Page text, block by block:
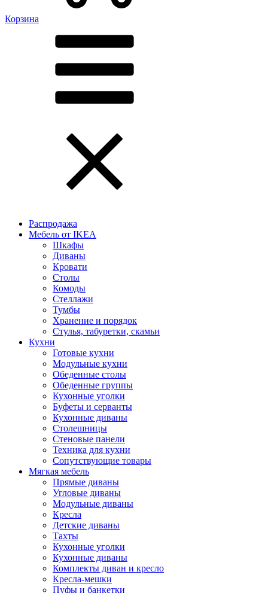
Корзина
Распродажа
Мебель от IKEA
Шкафы
Диваны
Кровати
Столы
Комоды
Стеллажи
Тумбы
Хранение и порядок
Стулья, табуретки, скамьи
Кухни
Готовые кухни
Модульные кухни
Обеденные столы
Обеденные группы
Кухонные уголки
Буфеты и серванты
Кухонные диваны
Столешницы
Стеновые панели
Техника для кухни
Сопутствующие товары
Мягкая мебель
Прямые диваны
Угловые диваны
Модульные диваны
Кресла
Детские диваны
Тахты
Кухонные уголки
Кухонные диваны
Комплекты диван и кресло
Кресла-мешки
Пуфы и банкетки